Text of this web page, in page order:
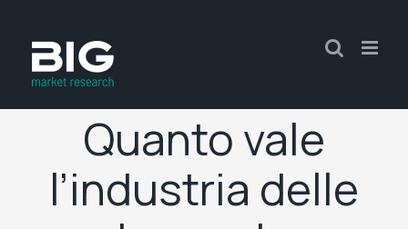
Quanto vale
l’industria delle